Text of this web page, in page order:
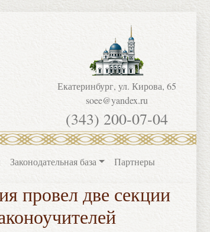
Екатеринбург, ул. Кирова, 65
soee@yandex.ru
(343) 200-07-04
Законодательная база Партнеры
провел две секции